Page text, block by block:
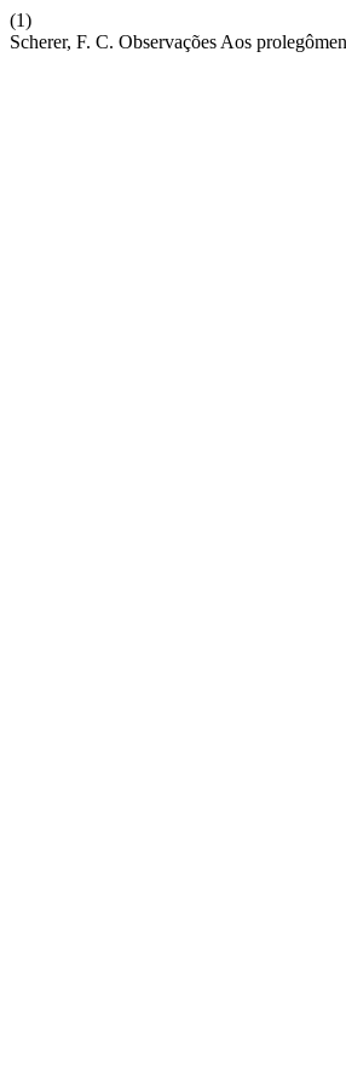
(1)
Scherer, F. C. Observações Aos